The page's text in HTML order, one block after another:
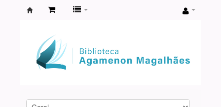
Agamenon
Magalhães